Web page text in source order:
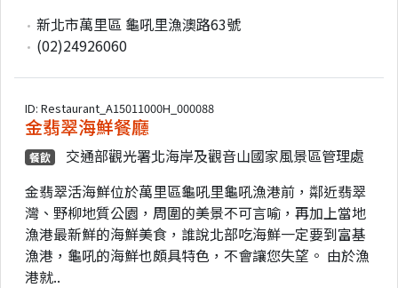
新北市萬里區 龜吼里漁澳路63號
(02)24926060
ID: Restaurant_A15011000H_000088
金翡翠海鮮餐廳
餐飲
交通部觀光署北海岸及觀音山國家風景區管理處
金翡翠活海鮮位於萬里區龜吼里龜吼漁港前，鄰近翡翠
灣、野柳地質公園，周圍的美景不可言喻，再加上當地
漁港最新鮮的海鮮美食，誰說北部吃海鮮一定要到富基
漁港，龜吼的海鮮也頗具特色，不會讓您失望。 由於漁
港就..